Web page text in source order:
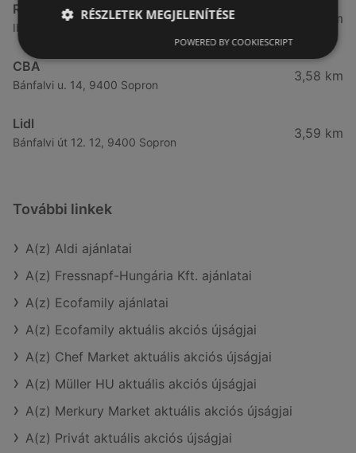
Reál
Ibolya út 15., 9400 Sopron
3,41 km
CBA
Bánfalvi u. 14, 9400 Sopron
3,58 km
Lidl
Bánfalvi út 12. 12, 9400 Sopron
3,59 km
További linkek
A(z) Aldi ajánlatai
A(z) Fressnapf-Hungária Kft. ajánlatai
A(z) Ecofamily ajánlatai
A(z) Ecofamily aktuális akciós újságjai
A(z) Chef Market aktuális akciós újságjai
A(z) Müller HU aktuális akciós újságjai
A(z) Merkury Market aktuális akciós újságjai
A(z) Privát aktuális akciós újságjai
RÉSZLETEK MEGJELENÍTÉSE
POWERED BY COOKIESCRIPT